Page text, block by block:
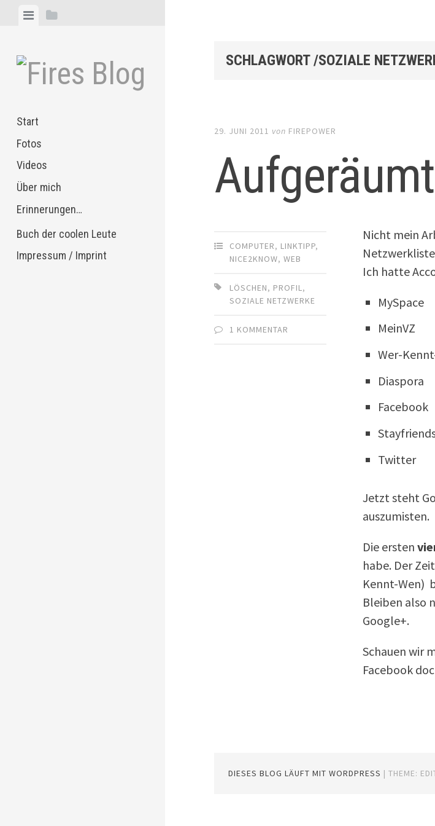
MenüSeitenleiste
Start
Fotos
Videos
Über mich
Erinnerungen…
Buch der coolen Leute
Impressum / Imprint
SCHLAGWORT /SOZIALE
29. JUNI 2011 von FIREPOWER
COMPUTER, LINKTIPP,
NICE2KNOW,WEB
LÖSCHEN, PROFIL,
SOZIALE NETZWERKE
1 KOMMENTAR
Nicht mein
Ich hatte
MySpace
MeinVZ
Wer-
Diaspora
Facebook
Twitter
Jetzt steht
auszumisten.
Die ersten
habe. Der
Kennt-Wen)
Bleiben also
Google+.
Schauen wir
Facebook
DIESES BLOG LÄUFT MIT WORDPRESS |THEME: